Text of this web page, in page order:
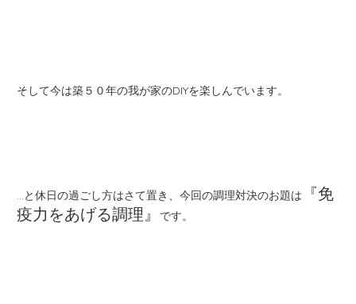
そして今は築５０年の我が家のDIYを楽しんでいます。
…と休日の過ごし方はさて置き、今回の調理対決のお題は
『免
疫力をあげる調理』
です。